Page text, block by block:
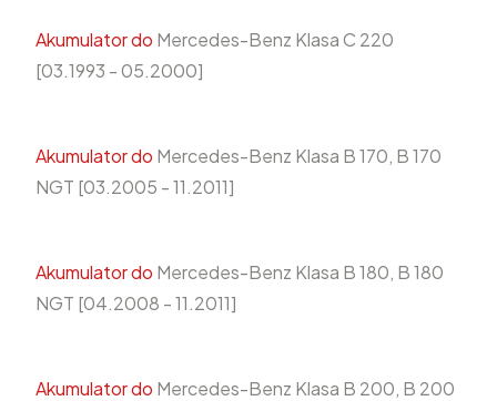
Akumulator do Mercedes-Benz Klasa C 220
[03.1993 - 05.2000]
Akumulator do Mercedes-Benz Klasa B 170, B 170
NGT [03.2005 - 11.2011]
Akumulator do Mercedes-Benz Klasa B 180, B 180
NGT [04.2008 - 11.2011]
Akumulator do Mercedes-Benz Klasa B 200, B 200